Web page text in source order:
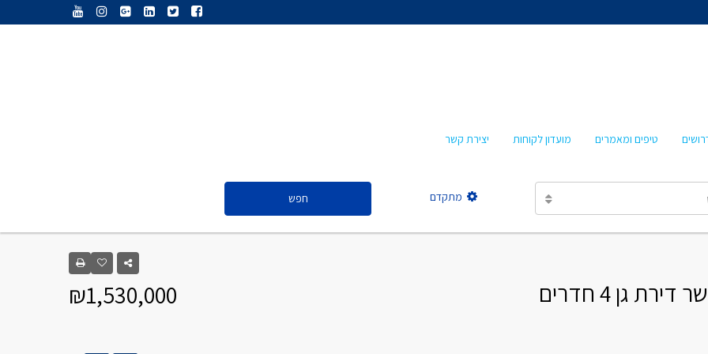
מרטה אמבון
טיפים ומאמרים מועדון לקוחות יצירת קשר
מתקדם חפש
גן 4 חדרים ₪1,530,000
טלי עזרא